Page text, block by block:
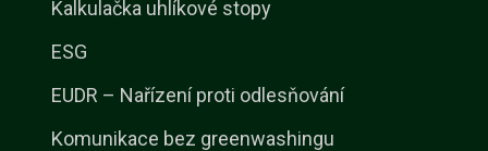
Kalkulačka uhlíkové stopy
ESG
EUDR – Nařízení proti odlesňování
Komunikace bez greenwashingu